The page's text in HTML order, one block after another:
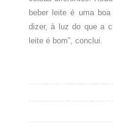
beber leite é uma
dizer, à luz do que a
leite é bom”, conclui.